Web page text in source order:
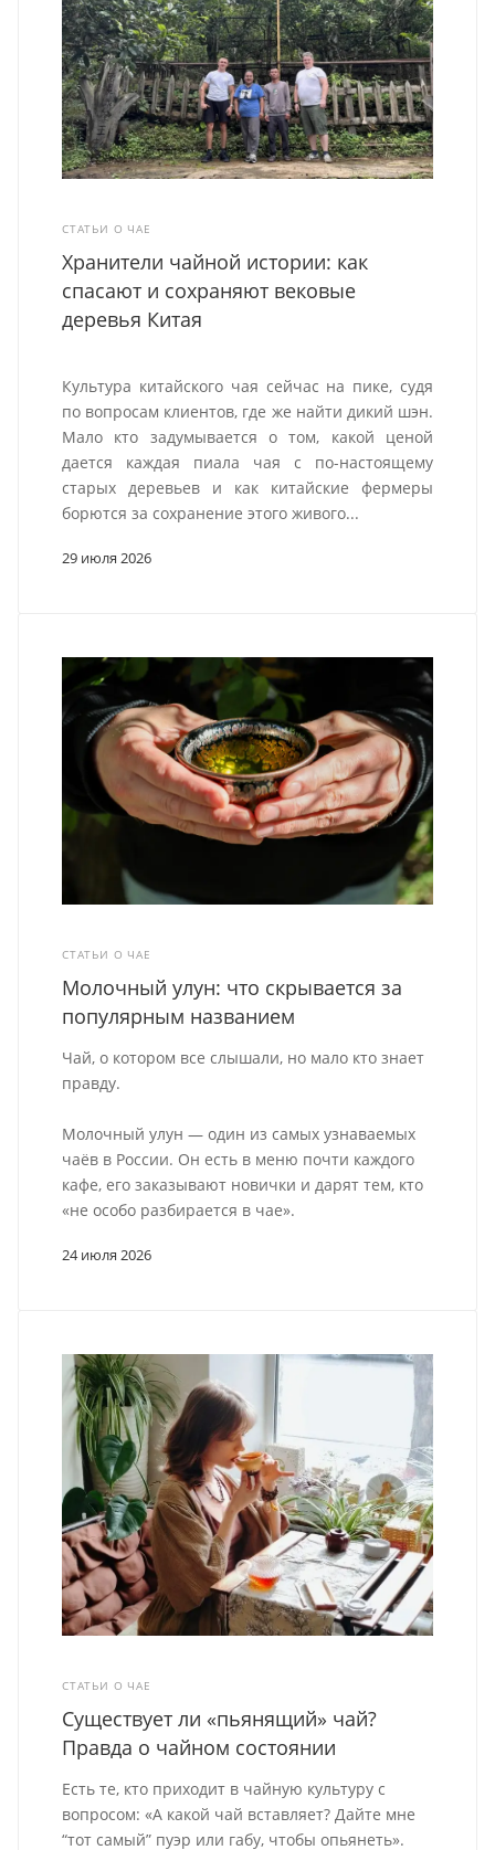
СТАТЬИ О ЧАЕ
29 июля 2026
Хранители чайной истории: как
спасают и сохраняют вековые
деревья Китая
Культура китайского чая сейчас на пике, судя
по вопросам клиентов, где же найти дикий шэн.
Мало кто задумывается о том, какой ценой
дается каждая пиала чая с по-настоящему
старых деревьев и как китайские фермеры
борются за сохранение этого живого...
СТАТЬИ О ЧАЕ
24 июля 2026
Молочный улун: что скрывается за
популярным названием
Чай, о котором все слышали, но мало кто знает
правду.
Молочный улун — один из самых узнаваемых
чаёв в России. Он есть в меню почти каждого
кафе, его заказывают новички и дарят тем, кто
«не особо разбирается в чае».
СТАТЬИ О ЧАЕ
Существует ли «пьянящий» чай?
Правда о чайном состоянии
Есть те, кто приходит в чайную культуру с
вопросом: «А какой чай вставляет? Дайте мне
“тот самый” пуэр или габу, чтобы опьянеть».